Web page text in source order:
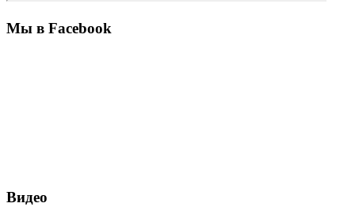
Мы в Facebook
Видео